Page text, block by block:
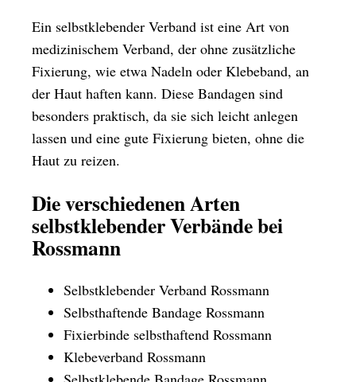
Ein selbstklebender Verband ist eine Art von
medizinischem Verband, der ohne zusätzliche
Fixierung, wie etwa Nadeln oder Klebeband, an
der Haut haften kann. Diese Bandagen sind
besonders praktisch, da sie sich leicht anlegen
lassen und eine gute Fixierung bieten, ohne die
Haut zu reizen.
Die verschiedenen Arten
selbstklebender Verbände bei
Rossmann
Selbstklebender Verband Rossmann
Selbsthaftende Bandage Rossmann
Fixierbinde selbsthaftend Rossmann
Klebeverband Rossmann